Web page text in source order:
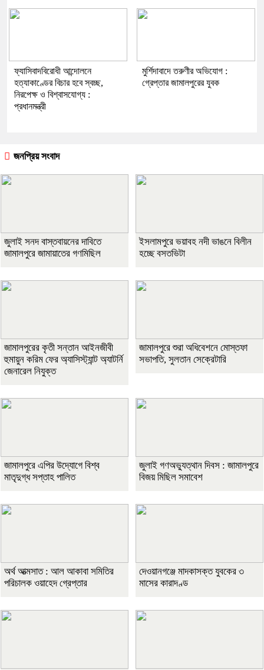
ফ্যাসিবাদবিরোধী আন্দোলনে
হত্যাকাণ্ডের বিচার হবে স্বচ্ছ,
নিরপেক্ষ ও বিশ্বাসযোগ্য :
প্রধানমন্ত্রী
মুর্শিদাবাদে তরুণীর অভিযোগ :
গ্রেপ্তার জামালপুরের যুবক
জনপ্রিয় সংবাদ
জুলাই সনদ বাস্তবায়নের দাবিতে
জামালপুরে জামায়াতের গণমিছিল
ইসলামপুরে ভয়াবহ নদী ভাঙনে বিলীন
হচ্ছে বসতভিটা
জামালপুরের কৃতী সন্তান আইনজীবী
হুমায়ুন করিম ফের অ্যাসিস্ট্যান্ট অ্যাটর্নি
জেনারেল নিযুক্ত
জামালপুরে শুরা অধিবেশনে মোস্তফা
সভাপতি, সুলতান সেক্রেটারি
জামালপুরে এপির উদ্যোগে বিশ্ব
মাতৃদুগ্ধ সপ্তাহ পালিত
জুলাই গণঅভ্যুত্থান দিবস : জামালপুরে
বিজয় মিছিল সমাবেশ
অর্থ আত্মসাত : আল আকাবা সমিতির
পরিচালক ওয়াহেদ গ্রেপ্তার
দেওয়ানগঞ্জে মাদকাসক্ত যুবকের ৩
মাসের কারাদণ্ড